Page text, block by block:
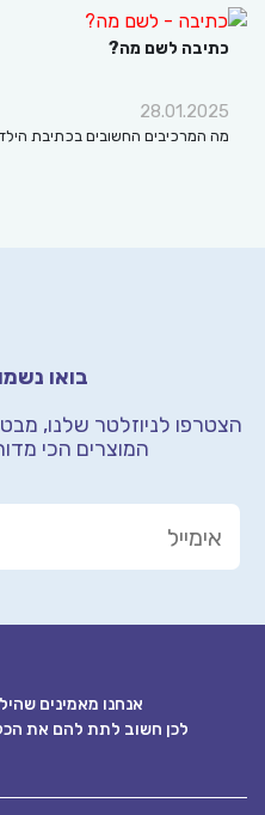
כתיבה לשם מה?
28.01.2025
מה המרכיבים החשובים בכתיבת הילד,
בואו
הצטרפו לניוזלטר שלנו,
המוצרים הכי
אנחנו מאמינים
לכן חשוב לתת להם את